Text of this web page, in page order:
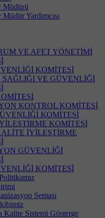
Müdürü
Yardımcısı
VE AFET YÖNETİMİ
KOMİTESİ
SAĞLIĞI VE GÜVENLİĞİ
KONTROL KOMİTESİ
KOMİTESİ
KOMİTESİ
İYİLEŞTİRME
GÜVENLİĞİ
KOMİTESİ
Şeması
Kalite Sistemi Gösterge